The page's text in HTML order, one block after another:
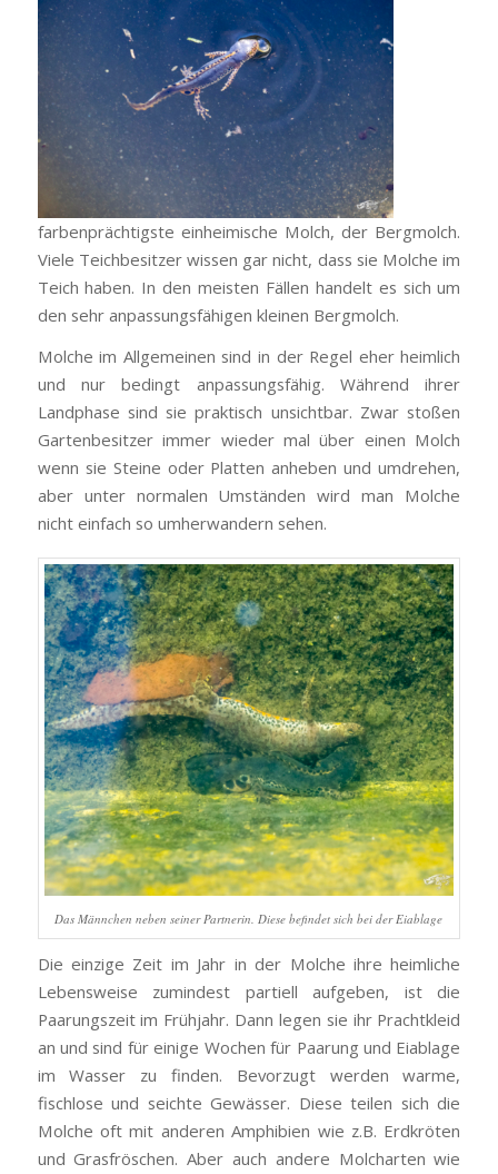
farbenprächtigste einheimische Molch, der Bergmolch.
Viele Teichbesitzer wissen gar nicht, dass sie Molche im
Teich haben. In den meisten Fällen handelt es sich um
den sehr anpassungsfähigen kleinen Bergmolch.
Molche im Allgemeinen sind in der Regel eher heimlich
und nur bedingt anpassungsfähig. Während ihrer
Landphase sind sie praktisch unsichtbar. Zwar stoßen
Gartenbesitzer immer wieder mal über einen Molch
wenn sie Steine oder Platten anheben und umdrehen,
aber unter normalen Umständen wird man Molche
nicht einfach so umherwandern sehen.
Das Männchen neben seiner Partnerin. Diese befindet sich bei der Eiablage
Die einzige Zeit im Jahr in der Molche ihre heimliche
Lebensweise zumindest partiell aufgeben, ist die
Paarungszeit im Frühjahr. Dann legen sie ihr Prachtkleid
an und sind für einige Wochen für Paarung und Eiablage
im Wasser zu finden. Bevorzugt werden warme,
fischlose und seichte Gewässer. Diese teilen sich die
Molche oft mit anderen Amphibien wie z.B. Erdkröten
und Grasfröschen. Aber auch andere Molcharten wie